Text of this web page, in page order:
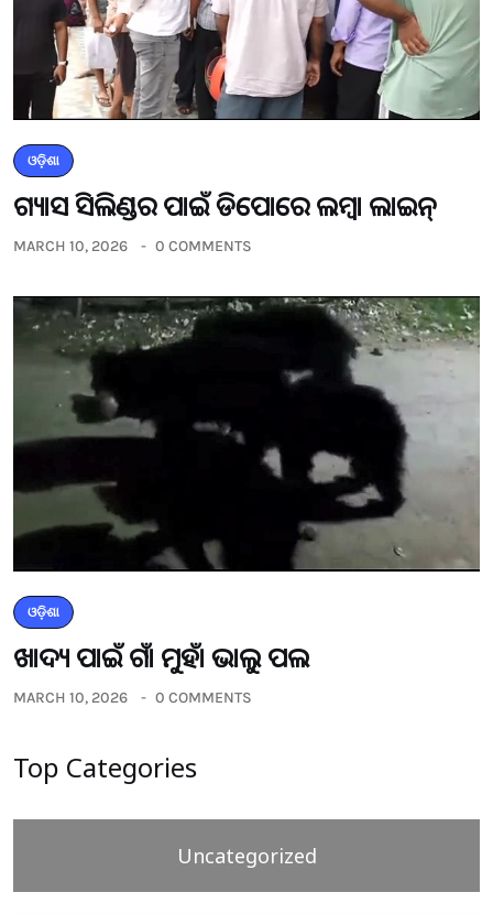
ଓଡ଼ିଶା
ଗ୍ୟାସ ସିଲିଣ୍ଡର ପାଇଁ ଡିପୋରେ ଲମ୍ବା ଲାଇନ୍
MARCH 10, 2026 0 COMMENTS
ଓଡ଼ିଶା
ଖାଦ୍ୟ ପାଇଁ ଗାଁ ମୁହାଁ ଭାଲୁ ପଲ
MARCH 10, 2026 0 COMMENTS
Top Categories
Uncategorized